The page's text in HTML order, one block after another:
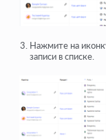
Нажмите на
записи в списке.